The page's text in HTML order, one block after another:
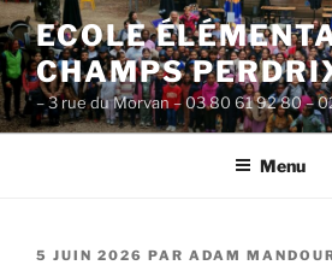
Aller
au
contenu
principal
ECOLE
CHAMPS
– 3 rue du Morvan – 03 80 61 92 80 –
Menu
PUBLIÉ
5 JUIN 2026 PAR ADAM